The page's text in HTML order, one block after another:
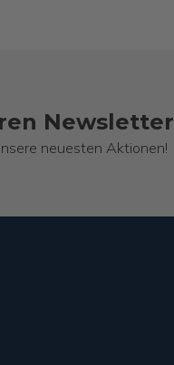
Newsletter
neuesten Aktionen!